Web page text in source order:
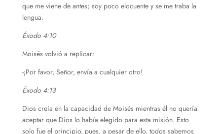
que me viene de antes; soy poco elocuente y se me traba la
lengua.
Éxodo 4:10
Moisés volvió a replicar:
-¡Por favor, Señor, envía a cualquier otro!
Éxodo 4:13
Dios creía en la capacidad de Moisés mientras él no quería
aceptar que Dios lo había elegido para esta misión. Esto
solo fue el principio, pues, a pesar de ello, todos sabemos